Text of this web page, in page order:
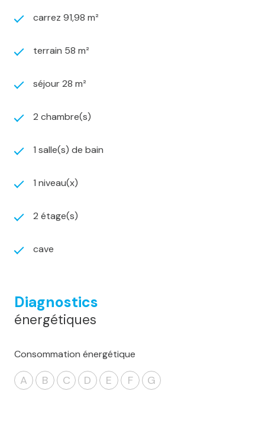
un aménagement futur (cave à vin...)
d’eau, de gaz et d’électricité déjà en place
une belle opportunité de créer un espace de vie
À visiter rapidement !
carrez 91,98 m²
terrain 58 m²
séjour 28 m²
2 chambre(s)
1 salle(s) de bain
1 niveau(x)
2 étage(s)
cave
Diagnostics
énergétiques
Consommation énergétique
A B C D E F G